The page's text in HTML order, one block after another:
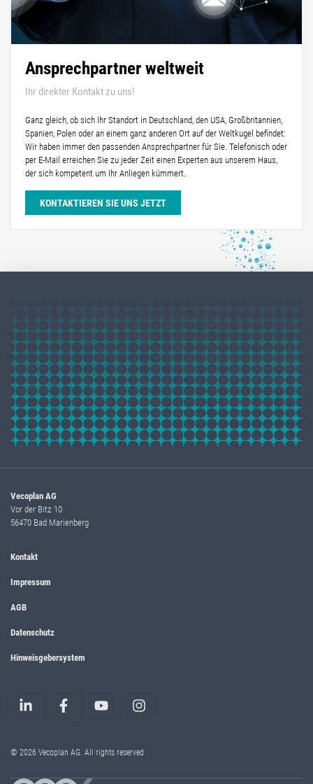
Ansprechpartner weltweit
Ihr direkter Kontakt zu uns!
Ganz gleich, ob sich Ihr Standort in Deutschland, den USA, Großbritannien,
Spanien, Polen oder an einem ganz anderen Ort auf der Weltkugel befindet:
Wir haben immer den passenden Ansprechpartner für Sie. Telefonisch oder
per E-Mail erreichen Sie zu jeder Zeit einen Experten aus unserem Haus,
der sich kompetent um Ihr Anliegen kümmert.
KONTAKTIEREN SIE UNS JETZT
Vecoplan AG
Vor der Bitz 10
56470 Bad Marienberg
Kontakt
Impressum
AGB
Datenschutz
Hinweisgebersystem
© 2026 Vecoplan AG. All rights reserved